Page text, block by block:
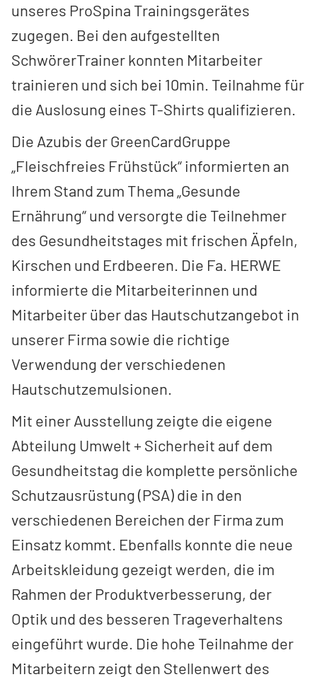
unseres ProSpina Trainingsgerätes
zugegen. Bei den aufgestellten
SchwörerTrainer konnten Mitarbeiter
trainieren und sich bei 10min. Teilnahme für
die Auslosung eines T-Shirts qualifizieren.
Die Azubis der GreenCardGruppe
„Fleischfreies Frühstück“ informierten an
Ihrem Stand zum Thema „Gesunde
Ernährung“ und versorgte die Teilnehmer
des Gesundheitstages mit frischen Äpfeln,
Kirschen und Erdbeeren. Die Fa. HERWE
informierte die Mitarbeiterinnen und
Mitarbeiter über das Hautschutzangebot in
unserer Firma sowie die richtige
Verwendung der verschiedenen
Hautschutzemulsionen.
Mit einer Ausstellung zeigte die eigene
Abteilung Umwelt + Sicherheit auf dem
Gesundheitstag die komplette persönliche
Schutzausrüstung (PSA) die in den
verschiedenen Bereichen der Firma zum
Einsatz kommt. Ebenfalls konnte die neue
Arbeitskleidung gezeigt werden, die im
Rahmen der Produktverbesserung, der
Optik und des besseren Trageverhaltens
eingeführt wurde. Die hohe Teilnahme der
Mitarbeitern zeigt den Stellenwert des